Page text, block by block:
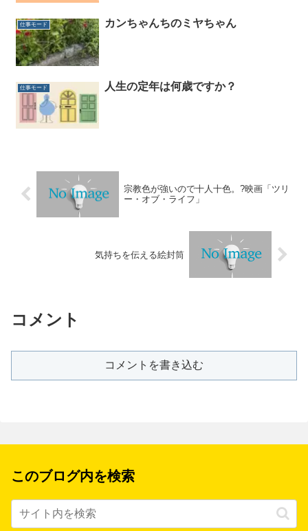
仕事モード カンちゃんちのミヤちゃん
仕事モード 人生の定年は何歳ですか？
宗教色が強いので十人十色。?映画「ツリ
ー・オブ・ライフ」
気持ちを伝える絵封筒
コメント
コメントを書き込む
このブログ内を検索